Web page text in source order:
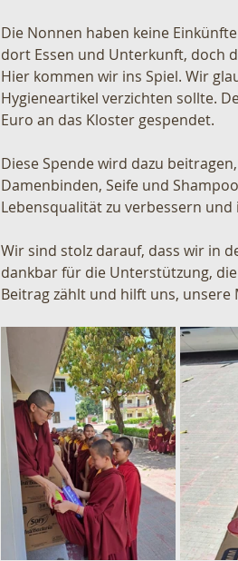
Die Nonnen haben keine
dort Essen und Unterkunft, doch
Hier kommen wir ins Spiel. Wir
Hygieneartikel verzichten sollte.
Euro an das Kloster gespendet.
Diese Spende wird dazu
Damenbinden, Seife und
Lebensqualität zu verbessern und
Wir sind stolz darauf, dass wir in
dankbar für die Unterstützung,
Beitrag zählt und hilft uns, unsere